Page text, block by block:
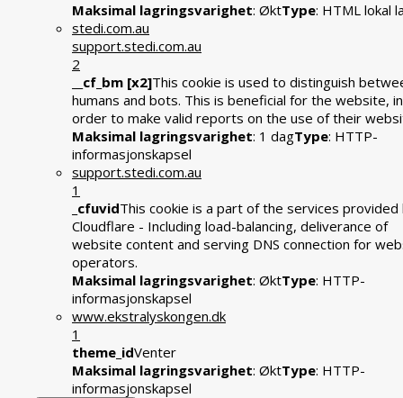
Maksimal lagringsvarighet: ØktType: HTML lokal
stedi.com.au
support.stedi.com.au
2
__cf_bm [x2]This cookie is used to distinguish
humans and bots. This is beneficial for the website, in
order to make valid reports on the use of their
Maksimal lagringsvarighet: 1 dagType: HTTP-
informasjonskapsel
support.stedi.com.au
1
_cfuvidThis cookie is a part of the services provided
Cloudflare - Including load-balancing, deliverance of
website content and serving DNS connection for
operators.
Maksimal lagringsvarighet: ØktType: HTTP-
informasjonskapsel
www.ekstralyskongen.dk
1
theme_idVenter
Maksimal lagringsvarighet: ØktType: HTTP-
informasjonskapsel